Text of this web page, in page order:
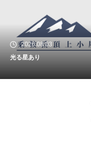
2026.08.03
光る星あり